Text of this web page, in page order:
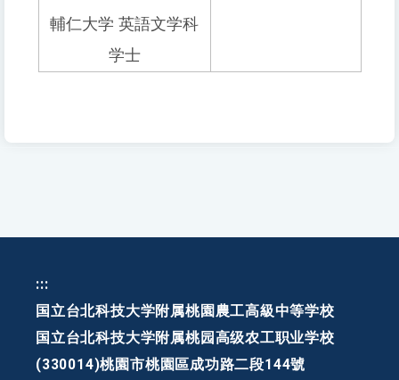
輔仁大学 英語文学科
学士
:::
国立台北科技大学附属桃園農工高級中等学校
国立台北科技大学附属桃园高级农工职业学校
(330014)桃園市桃園區成功路二段144號